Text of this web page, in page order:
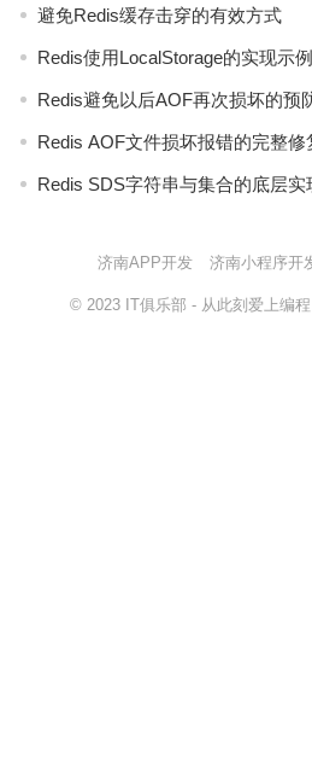
避免Redis缓存击穿的有效方式
Redis使用LocalStorage的实现示例
Redis避免以后AOF再次损坏的预
Redis AOF文件损坏报错的完整修
Redis SDS字符串与集合的底层实
济南APP开发 济南小程序开
© 2023 IT俱乐部 - 从此刻爱上编程